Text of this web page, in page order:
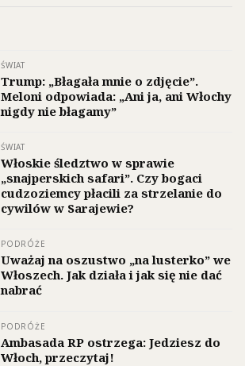
ŚWIAT
Trump: „Błagała mnie o zdjęcie”.
Meloni odpowiada: „Ani ja, ani Włochy
nigdy nie błagamy”
ŚWIAT
Włoskie śledztwo w sprawie
„snajperskich safari”. Czy bogaci
cudzoziemcy płacili za strzelanie do
cywilów w Sarajewie?
PODRÓŻE
Uważaj na oszustwo „na lusterko” we
Włoszech. Jak działa i jak się nie dać
nabrać
PODRÓŻE
Ambasada RP ostrzega: Jedziesz do
Włoch, przeczytaj!